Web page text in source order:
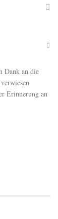
Dank an die
Erinnerung an